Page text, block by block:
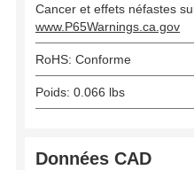
Cancer et effets néfastes
www.P65Warnings.ca.gov
RoHS: Conforme
Poids: 0.066 lbs
Données CAD